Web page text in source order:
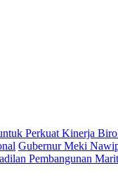
Perkuat Kinerja
Gubernur Meki
Pembangunan